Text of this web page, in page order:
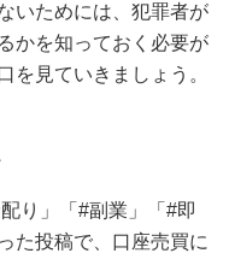
いためには、犯罪者が
かを知っておく必要が
を見ていきましょう。
り」「#副業」「#即
た投稿で、口座売買に